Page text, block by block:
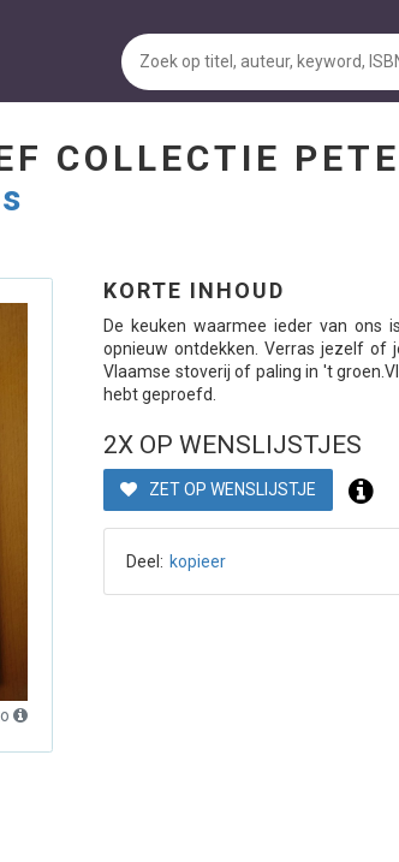
COLLECTIE
KORTE INHOUD
De keuken waarmee ieder van ons
opnieuw ontdekken. Verras jezelf of
Vlaamse stoverij of paling in 't
hebt geproefd.
2X OP WENSLIJSTJES
ZET OP WENSLIJSTJE
Deel: kopieer